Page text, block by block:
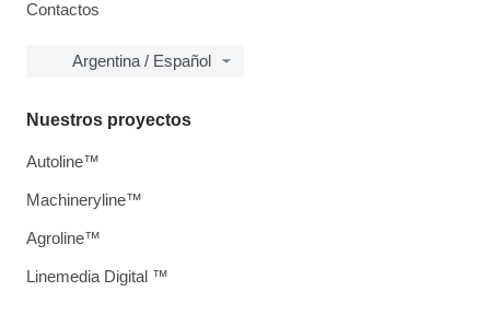
Contactos
Argentina / Español
Nuestros proyectos
Autoline™
Machineryline™
Agroline™
Linemedia Digital ™